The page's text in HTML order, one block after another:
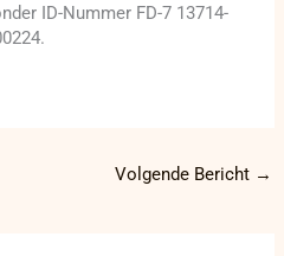
ID-Nummer FD-7 13714-
Volgende Bericht →